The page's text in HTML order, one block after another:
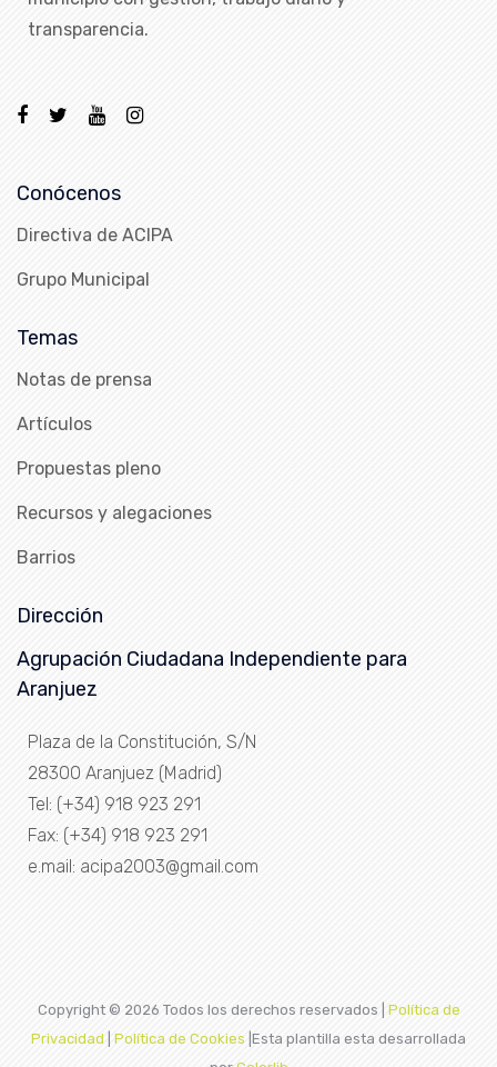
transparencia.
Conócenos
Directiva de ACIPA
Grupo Municipal
Temas
Notas de prensa
Artículos
Propuestas pleno
Recursos y alegaciones
Barrios
Dirección
Agrupación Ciudadana Independiente para
Aranjuez
Plaza de la Constitución, S/N
28300 Aranjuez (Madrid)
Tel: (+34) 918 923 291
Fax: (+34) 918 923 291
e.mail: acipa2003@gmail.com
Copyright © 2026 Todos los derechos reservados | Política de
Privacidad
Política de Cookies |Esta plantilla esta desarrollada